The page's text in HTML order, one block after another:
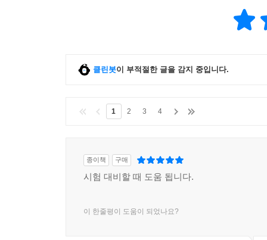
클린봇이 부적절한 글을 감지 중입니다.
1 2 3 4
종이책 구매
시험 대비할 때 도움 됩니다.
이 한줄평이 도움이 되었나요?